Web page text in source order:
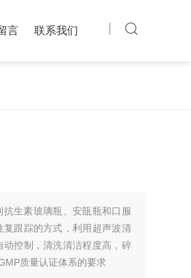
言 联系我们
生素玻璃瓶、安瓿瓶和口服
跟踪的方式，利用超声波清
控制，清洗清洁程度高，碎
质量认证体系的要求